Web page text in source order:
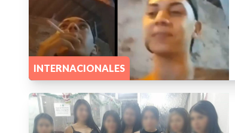
INTERNACIONALES